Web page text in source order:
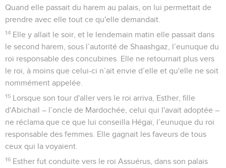
Quand elle passait du harem au palais, on lui permettait de
prendre avec elle tout ce qu'elle demandait.
14 Elle y allait le soir, et le lendemain matin elle passait dans
le second harem, sous l’autorité de Shaashgaz, l’eunuque du
roi responsable des concubines. Elle ne retournait plus vers
le roi, à moins que celui-ci n’ait envie d’elle et qu'elle ne soit
nommément appelée.
15 Lorsque son tour d'aller vers le roi arriva, Esther, fille
d'Abichaïl – l’oncle de Mardochée, celui qui l'avait adoptée –
ne réclama que ce que lui conseilla Hégaï, l’eunuque du roi
responsable des femmes. Elle gagnait les faveurs de tous
ceux qui la voyaient.
16 Esther fut conduite vers le roi Assuérus, dans son palais